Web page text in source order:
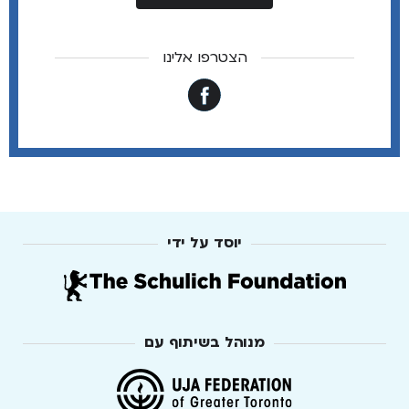
הצטרפו אלינו
יוסד על ידי
מנוהל בשיתוף עם